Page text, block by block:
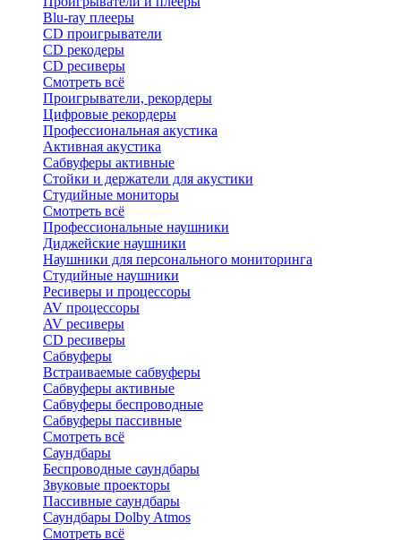
Blu-ray плееры
CD проигрыватели
CD рекодеры
CD ресиверы
Смотреть всё
Проигрыватели, рекордеры
Цифровые рекордеры
Профессиональная акустика
Активная акустика
Сабвуферы активные
Стойки и держатели для акустики
Студийные мониторы
Смотреть всё
Профессиональные наушники
Диджейские наушники
Наушники для персонального мониторинга
Студийные наушники
Ресиверы и процессоры
AV процессоры
AV ресиверы
CD ресиверы
Сабвуферы
Встраиваемые сабвуферы
Сабвуферы активные
Сабвуферы беспроводные
Сабвуферы пассивные
Смотреть всё
Саундбары
Беспроводные саундбары
Звуковые проекторы
Пассивные саундбары
Саундбары Dolby Atmos
Смотреть всё